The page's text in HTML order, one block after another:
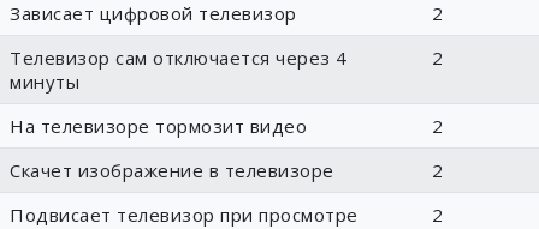
Зависает цифровой телевизор
2
Телевизор сам отключается через 4
минуты
2
На телевизоре тормозит видео
2
Скачет изображение в телевизоре
2
Подвисает телевизор при просмотре
2